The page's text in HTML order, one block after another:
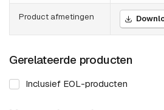
Product afmetingen
Gerelateerde producten
Inclusief EOL-producten